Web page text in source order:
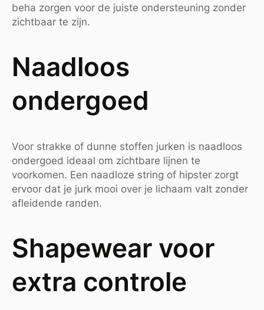
beha zorgen voor de juiste ondersteuning zonder
zichtbaar te zijn.
Naadloos
ondergoed
Voor strakke of dunne stoffen jurken is naadloos
ondergoed ideaal om zichtbare lijnen te
voorkomen. Een naadloze string of hipster zorgt
ervoor dat je jurk mooi over je lichaam valt zonder
afleidende randen.
Shapewear voor
extra controle